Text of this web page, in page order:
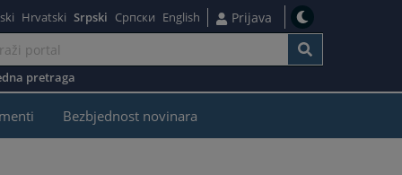
Hrvatski Srpski Српски English Prijava
pretraga
Bezbjednost novinara